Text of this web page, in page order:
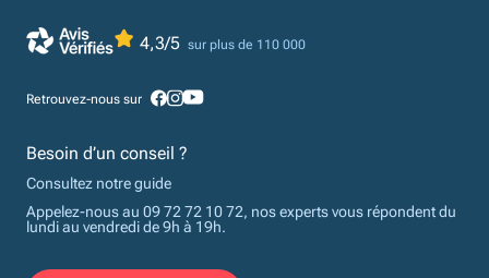
4,3/5 sur plus de 110 000
Retrouvez-nous sur
Besoin d’un conseil ?
Consultez notre guide
Appelez-nous au 09 72 72 10 72, nos experts vous répondent du
lundi au vendredi de 9h à 19h.